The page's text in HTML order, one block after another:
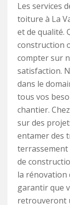
Les services
toiture à La
et de qualité.
construction
compter sur
satisfaction.
dans le
tous vos
chantier.
sur des
entamer des
de
la rénovation
garantir que
retrouveront